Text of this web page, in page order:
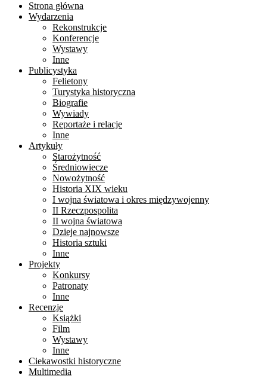
Strona główna
Wydarzenia
Rekonstrukcje
Konferencje
Wystawy
Inne
Publicystyka
Felietony
Turystyka historyczna
Biografie
Wywiady
Reportaże i relacje
Inne
Artykuły
Starożytność
Średniowiecze
Nowożytność
Historia XIX wieku
I wojna światowa i okres międzywojenny
II Rzeczpospolita
II wojna światowa
Dzieje najnowsze
Historia sztuki
Inne
Projekty
Konkursy
Patronaty
Inne
Recenzje
Książki
Film
Wystawy
Inne
Ciekawostki historyczne
Multimedia